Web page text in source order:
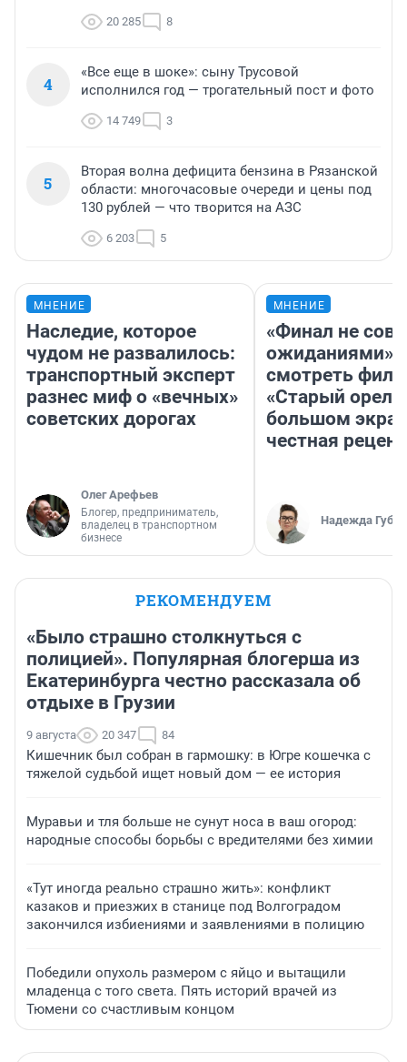
20 285 8
4
«Все еще в шоке»: сыну Трусовой
исполнился год — трогательный пост и фото
14 749 3
5
Вторая волна дефицита бензина в Рязанской
области: многочасовые очереди и цены под
130 рублей — что творится на АЗС
6 203 5
МНЕНИЕ
Наследие, которое
чудом не развалилось:
транспортный эксперт
разнес миф о «вечных»
советских дорогах
Олег Арефьев
Блогер, предприниматель,
владелец в транспортном
бизнесе
МНЕНИЕ
«Финал не
ожиданиями»:
смотреть
«Старый орел»
большом
честная
Надежда
РЕКОМЕНДУЕМ
«Было страшно столкнуться с
полицией». Популярная блогерша из
Екатеринбурга честно рассказала об
отдыхе в Грузии
9 августа 20 347 84
Кишечник был собран в гармошку: в Югре кошечка с
тяжелой судьбой ищет новый дом — ее история
Муравьи и тля больше не сунут носа в ваш огород:
народные способы борьбы с вредителями без химии
«Тут иногда реально страшно жить»: конфликт
казаков и приезжих в станице под Волгоградом
закончился избиениями и заявлениями в полицию
Победили опухоль размером с яйцо и вытащили
младенца с того света. Пять историй врачей из
Тюмени со счастливым концом